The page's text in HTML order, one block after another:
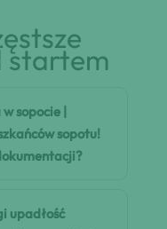
startem
sopocie |
sopotu!
upadłość